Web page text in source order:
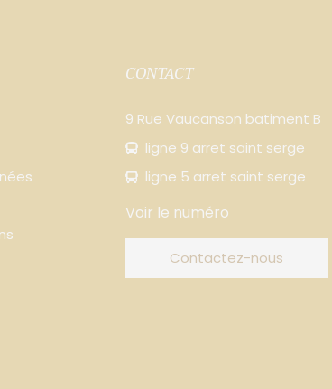
CONTACT
9 Rue Vaucanson batiment B
ligne 9 arret saint serge
ligne 5 arret saint serge
Voir le numéro
Contactez-nous